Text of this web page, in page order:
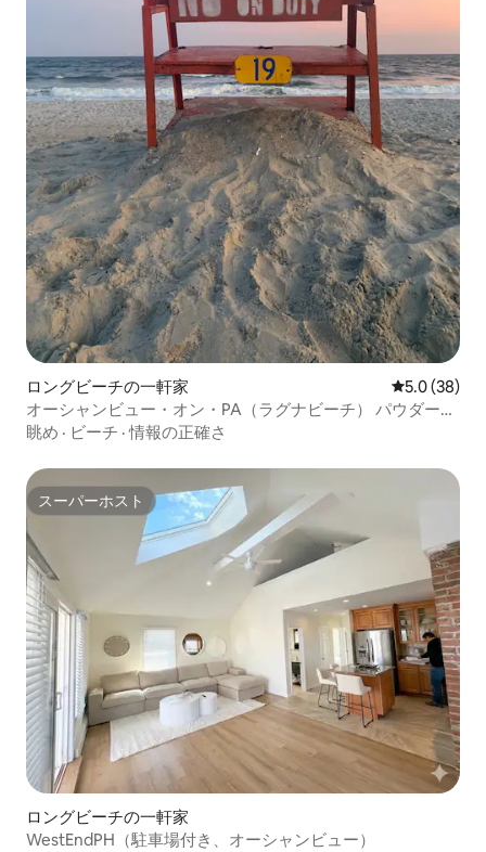
ロングビーチの一軒家 レビュー38
5.0 (38)
オーシャンビュー・オン・PA（ラグナビーチ） パウダーサ
ンドまで300フィート
眺め · ビーチ ·情報の正確さ
スーパーホスト
スーパーホスト
ロングビーチの一軒家
WestEndPH（駐車場付き、オーシャンビュー）